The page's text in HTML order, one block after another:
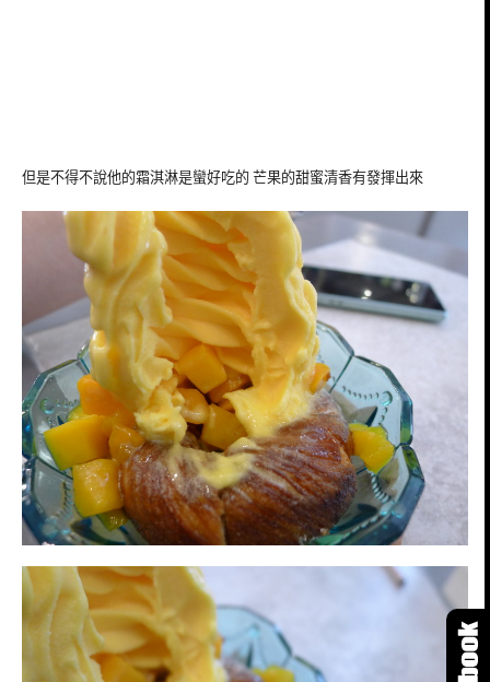
但是不得不說他的霜淇淋是蠻好吃的 芒果的甜蜜清香有發揮出來